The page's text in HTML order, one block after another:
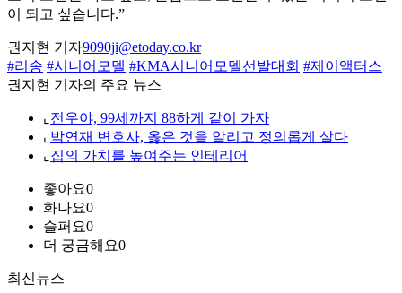
이 되고 싶습니다.”
권지현 기자9090ji@etoday.co.kr
#리송 #시니어모델 #KMA시니어모델선발대회 #제이액터스
권지현 기자의 주요 뉴스
⌞ 전우야, 99세까지 88하게 같이 가자
⌞ 박연재 변호사, 옳은 것을 알리고 정의롭게 살다
⌞ 집의 가치를 높여주는 인테리어
좋아요0
화나요0
슬퍼요0
더 궁금해요0
최신뉴스